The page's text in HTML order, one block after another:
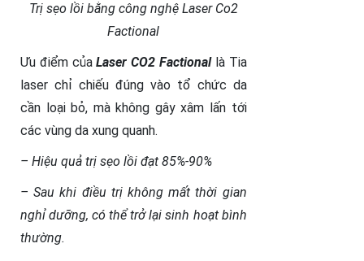
Trị sẹo lồi bằng công nghệ Laser Co2
Factional
Ưu điểm củaLaser CO2 Factional là Tia
laser chỉ chiếu đúng vào tổ chức da
cần loại bỏ, mà không gây xâm lấn tới
các vùng da xung quanh.
– Hiệu quả trị sẹo lồi đạt 85%-90%
– Sau khi điều trị không mất thời gian
nghỉ dưỡng, có thể trở lại sinh hoạt bình
thường.